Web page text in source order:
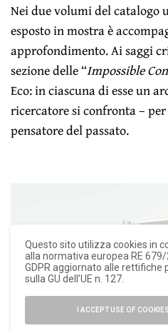
Nei due volumi del catalogo
esposto in mostra è
approfondimento. Ai saggi
sezione delle “Impossible
Eco: in ciascuna di esse un
ricercatore si confronta –
pensatore del passato.
Questo sito utilizza cookies in
alla normativa europea RE
GDPR aggiornato alle rettifiche
sulla GU dell’UE n. 127.
I ACCEPT USE OF COOKIES